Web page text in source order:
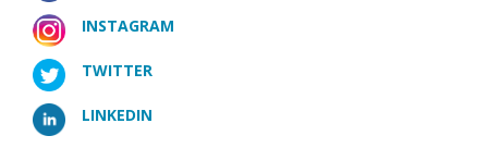
INSTAGRAM
TWITTER
LINKEDIN